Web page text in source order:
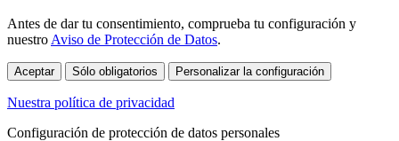
Antes de dar tu consentimiento, comprueba tu configuración y
nuestro Aviso de Protección de Datos.
Aceptar Sólo obligatorios Personalizar la configuración
Nuestra política de privacidad
Configuración de protección de datos personales